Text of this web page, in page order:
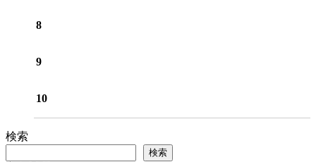
8
9
10
検索
検索